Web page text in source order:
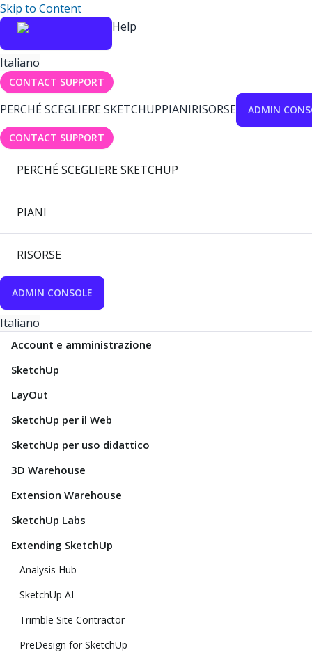
Skip to Content
Help
Italiano
CONTACT SUPPORT
PERCHÉ SCEGLIERE SKETCHUPPIANIRISORSE ADMIN
CONTACT SUPPORT
PERCHÉ SCEGLIERE SKETCHUP
PIANI
RISORSE
ADMIN CONSOLE
Italiano
Account e amministrazione
SketchUp
LayOut
SketchUp per il Web
SketchUp per uso didattico
3D Warehouse
Extension Warehouse
SketchUp Labs
Extending SketchUp
Analysis Hub
SketchUp AI
Trimble Site Contractor
PreDesign for SketchUp